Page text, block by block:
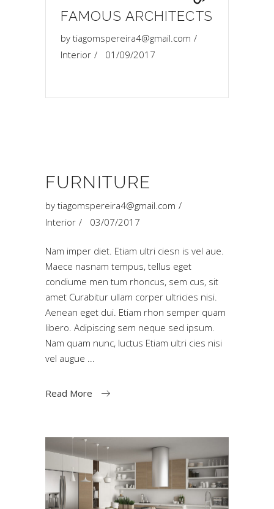
FAMOUS ARCHITECTS
by tiagomspereira4@gmail.com
Interior
01/09/2017
FURNITURE
by tiagomspereira4@gmail.com
Interior
03/07/2017
Nam imper diet. Etiam ultri ciesn is vel aue.
Maece nasnam tempus, tellus eget
condiume men tum rhoncus, sem cus, sit
amet Curabitur ullam corper ultricies nisi.
Aenean eget dui. Etiam rhon semper quam
libero. Adipiscing sem neque sed ipsum.
Nam quam nunc, luctus Etiam ultri cies nisi
vel augue
Read More